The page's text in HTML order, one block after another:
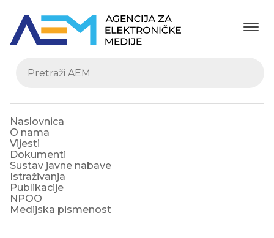
Naslovnica
O nama
Vijesti
Dokumenti
Sustav javne nabave
Istraživanja
Publikacije
NPOO
Medijska pismenost